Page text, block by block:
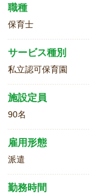
職種
保育士
サービス種別
私立認可保育園
施設定員
90名
雇用形態
派遣
勤務時間